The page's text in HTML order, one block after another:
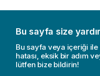
Bu sayfa size
Bu sayfa veya içeriği ile
hatası, eksik bir adım
lütfen bize bildirin!